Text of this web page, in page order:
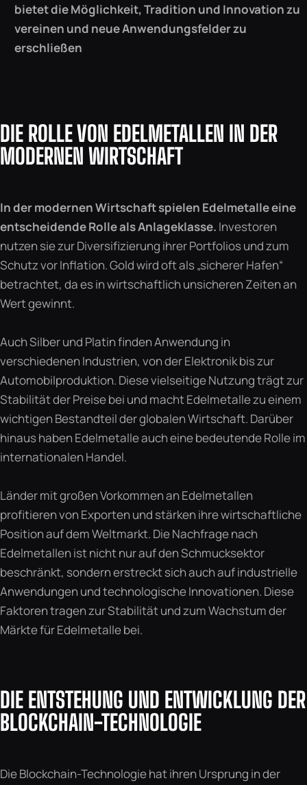
bietet die Möglichkeit, Tradition und Innovation zu
vereinen und neue Anwendungsfelder zu
erschließen
DIE ROLLE VON EDELMETALLEN IN DER
MODERNEN WIRTSCHAFT
In der modernen Wirtschaft spielen Edelmetalle eine
entscheidende Rolle als Anlageklasse. Investoren
nutzen sie zur Diversifizierung ihrer Portfolios und zum
Schutz vor Inflation. Gold wird oft als „sicherer Hafen“
betrachtet, da es in wirtschaftlich unsicheren Zeiten an
Wert gewinnt.
Auch Silber und Platin finden Anwendung in
verschiedenen Industrien, von der Elektronik bis zur
Automobilproduktion. Diese vielseitige Nutzung trägt zur
Stabilität der Preise bei und macht Edelmetalle zu einem
wichtigen Bestandteil der globalen Wirtschaft. Darüber
hinaus haben Edelmetalle auch eine bedeutende Rolle im
internationalen Handel.
Länder mit großen Vorkommen an Edelmetallen
profitieren von Exporten und stärken ihre wirtschaftliche
Position auf dem Weltmarkt. Die Nachfrage nach
Edelmetallen ist nicht nur auf den Schmucksektor
beschränkt, sondern erstreckt sich auch auf industrielle
Anwendungen und technologische Innovationen. Diese
Faktoren tragen zur Stabilität und zum Wachstum der
Märkte für Edelmetalle bei.
DIE ENTSTEHUNG UND ENTWICKLUNG DER
BLOCKCHAIN-TECHNOLOGIE
Die Blockchain-Technologie hat ihren Ursprung in der